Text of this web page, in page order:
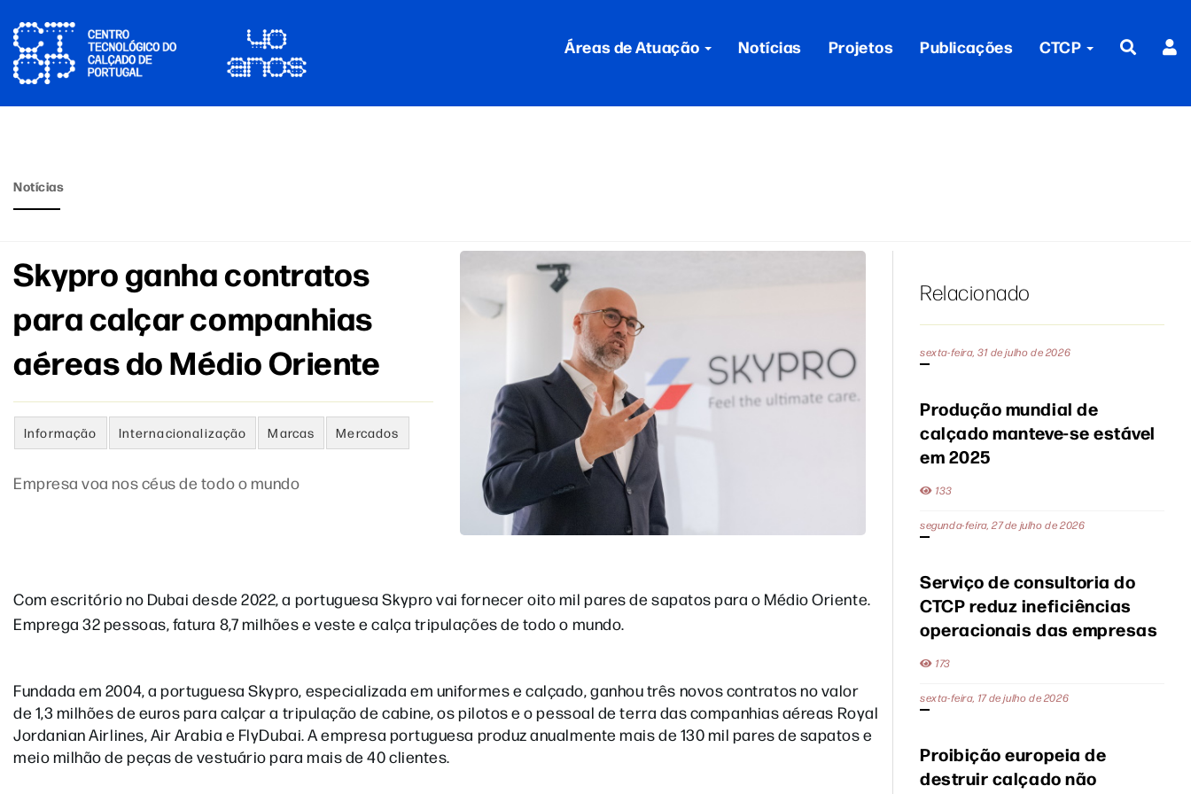
Áreas de Atuação Notícias Projetos Publicações CTCP
Notícias
Skypro ganha contratos
para calçar companhias
aéreas do Médio Oriente
Informação Internacionalização Marcas Mercados
Empresa voa nos céus de todo o mundo
Com escritório no Dubai desde 2022, a portuguesa Skypro vai fornecer oito mil pares de sapatos para o Médio Oriente.
Emprega 32 pessoas, fatura 8,7 milhões e veste e calça tripulações de todo o mundo.
Fundada em 2004, a portuguesa Skypro, especializada em uniformes e calçado, ganhou três novos contratos no valor
de 1,3 milhões de euros para calçar a tripulação de cabine, os pilotos e o pessoal de terra das companhias aéreas Royal
Jordanian Airlines, Air Arabia e FlyDubai. A empresa portuguesa produz anualmente mais de 130 mil pares de sapatos e
meio milhão de peças de vestuário para mais de 40 clientes.
Relacionado
sexta-feira, 31 de julho de 2026
Produção mundial de
calçado manteve-se estável
em 2025
133
segunda-feira, 27 de julho de 2026
Serviço de consultoria do
CTCP reduz ineficiências
operacionais das empresas
173
sexta-feira, 17 de julho de 2026
Proibição europeia de
destruir calçado não